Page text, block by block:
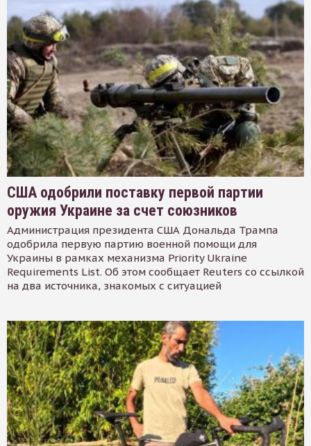
США одобрили поставку первой партии
оружия Украине за счет союзников
Администрация президента США Дональда Трампа
одобрила первую партию военной помощи для
Украины в рамках механизма Priority Ukraine
Requirements List. Об этом сообщает Reuters со ссылкой
на два источника, знакомых с ситуацией